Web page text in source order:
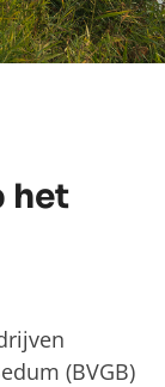
het
(BVGB)